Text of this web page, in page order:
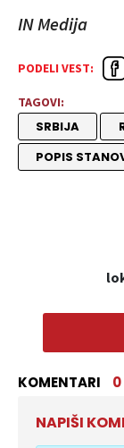
IN Medija
PODELI VEST:
TAGOVI:
SRBIJA
POPIS
KOMENTARI 0
NAPIŠI